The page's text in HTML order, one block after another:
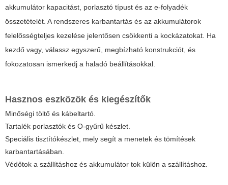
akkumulátor kapacitást, porlasztó típust és az e-folyadék
összetételét. A rendszeres karbantartás és az akkumulátorok
felelősségteljes kezelése jelentősen csökkenti a kockázatokat. Ha
kezdő vagy, válassz egyszerű, megbízható konstrukciót, és
fokozatosan ismerkedj a haladó beállításokkal.
Hasznos eszközök és kiegészítők
Minőségi töltő és kábeltartó.
Tartalék porlasztók és O-gyűrű készlet.
Speciális tisztítókészlet, mely segít a menetek és tömítések
karbantartásában.
Védőtok a szállításhoz és akkumulátor tok külön a szállításhoz.